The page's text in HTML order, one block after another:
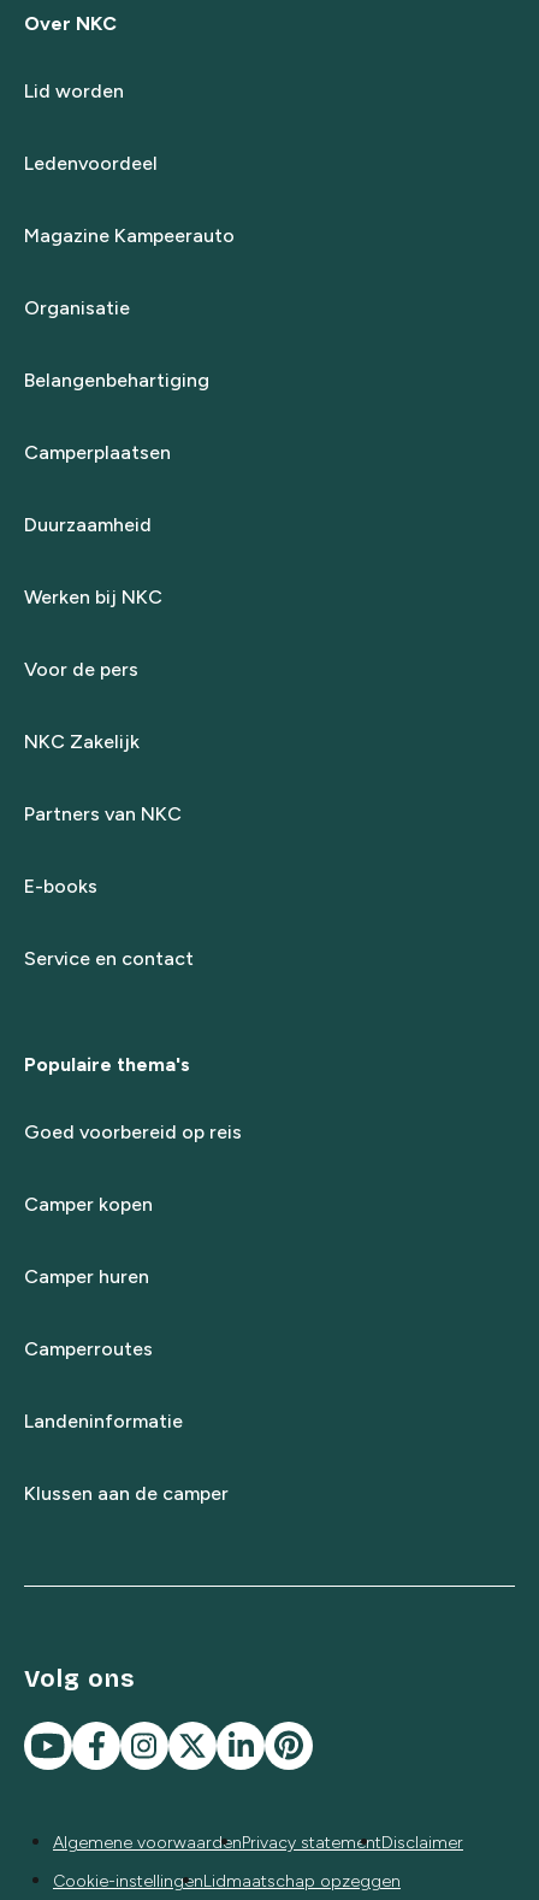
Over NKC
Lid worden
Ledenvoordeel
Magazine Kampeerauto
Organisatie
Belangenbehartiging
Camperplaatsen
Duurzaamheid
Werken bij NKC
Voor de pers
NKC Zakelijk
Partners van NKC
E-books
Service en contact
Populaire thema's
Goed voorbereid op reis
Camper kopen
Camper huren
Camperroutes
Landeninformatie
Klussen aan de camper
Volg ons
Algemene voorwaardenPrivacy statementDisclaimer
Cookie-instellingenLidmaatschap opzeggen